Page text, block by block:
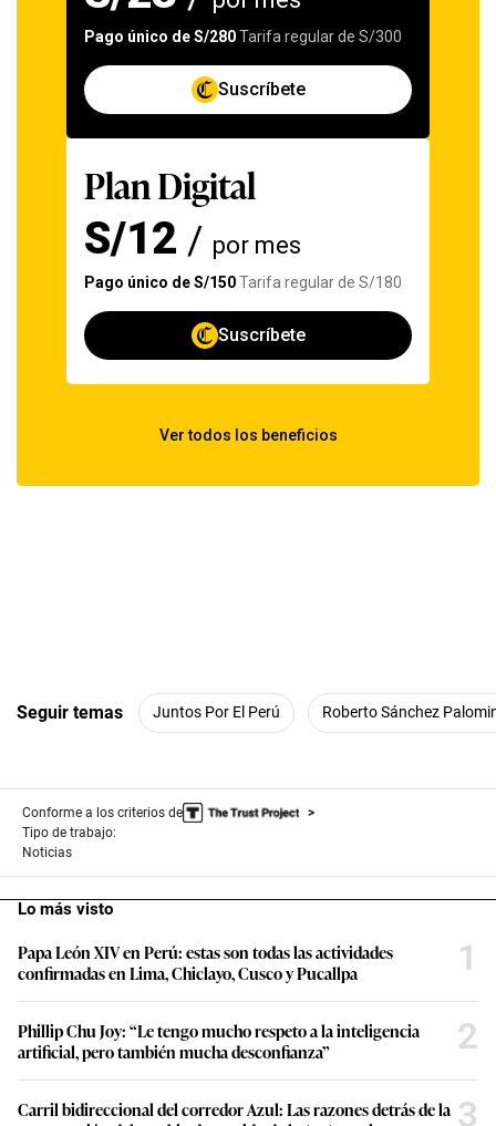
Seguir temas Juntos Por El Perú Roberto Sánchez
Conforme a los criterios de
Tipo de trabajo:
Noticias
Lo más visto
Papa León XIV en Perú: estas son todas las actividades
confirmadas en Lima, Chiclayo, Cusco y Pucallpa
1
Phillip Chu Joy: “Le tengo mucho respeto a la inteligencia
artificial, pero también mucha desconfianza”
2
Carril bidireccional del corredor Azul: Las razones detrás de la 3